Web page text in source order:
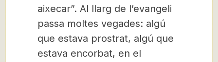
aixecar”. Al llarg de l’evangeli
passa moltes vegades: algú
que estava prostrat, algú que
estava encorbat, en el